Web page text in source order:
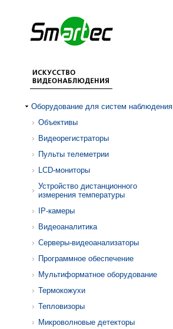
Оборудование для систем наблюдения
Объективы
Видеорегистраторы
Пульты телеметрии
LCD-мониторы
Устройство дистанционного
измерения температуры
IP-камеры
Видеоаналитика
Серверы-видеоанализаторы
Программное обеспечение
Мультиформатное оборудование
Термокожухи
Тепловизоры
Микроволновые детекторы